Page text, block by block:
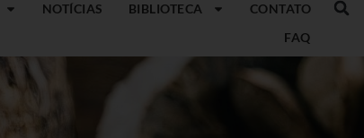
NOTÍCIAS BIBLIOTECA
CONTATO
FAQ